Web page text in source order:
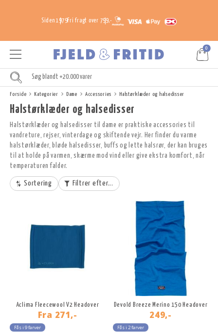
Siden 1979Fri fragt over 799,-
0
Forside Kategorier Dame Accessories Halstørklæder og halsedisser
Halstørklæder og halsedisser
Halstørklæder og halsedisser til dame er praktiske accessories til
vandreture, rejser, vinterdage og skiftende vejr. Her finder du varme
halstørklæder, bløde halsedisser, buffs og lette halsrør, der kan bruges
til at holde på varmen, skærme mod vind eller give ekstra komfort, når
temperaturen falder.
Sortering Filtrer efter...
Aclima Fleecewool V2 Headover
Fra 271,-
Fås i 9 farver
Devold Breeze Merino 150 Headover
249,-
Fås i 2 farver